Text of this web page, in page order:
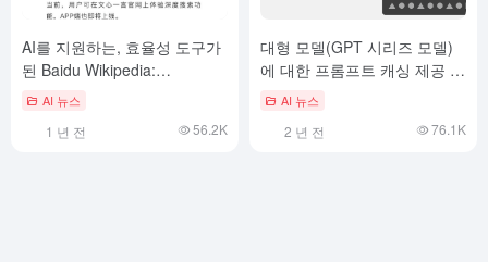
AI를 지원하는, 효율성 도구가
된 Baidu Wikipedia:
DeepSeek R1 정식 버전으로
강화된 기능
AI 뉴스
1 년 전 56.2K
대형 모델(GPT 시리즈 모델)
에 대한 프롬프트 캐싱 제공 시
작: GPT-4o 시리즈 모델 입력
가격이 절반으로 줄고 액세스
속도가 801 TP3T로 증가했습
AI 뉴스
2 년 전 76.1K